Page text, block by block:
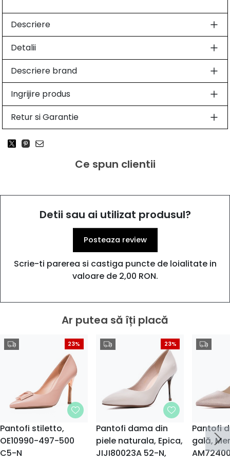
Descriere
Detalii
Descriere brand
Ingrijire produs
Retur si Garantie
Ce spun clientii
Detii sau ai utilizat produsul?
Posteaza review
Scrie-ti parerea si castiga puncte de loialitate in
valoare de 2,00 RON.
Ar putea să îți placă
23%
Pantofi stiletto,
OE10990-497-500
C5-N
23%
Pantofi dama din
piele naturala, Epica,
JIJI80023A 52-N,
Pantofi
gală,